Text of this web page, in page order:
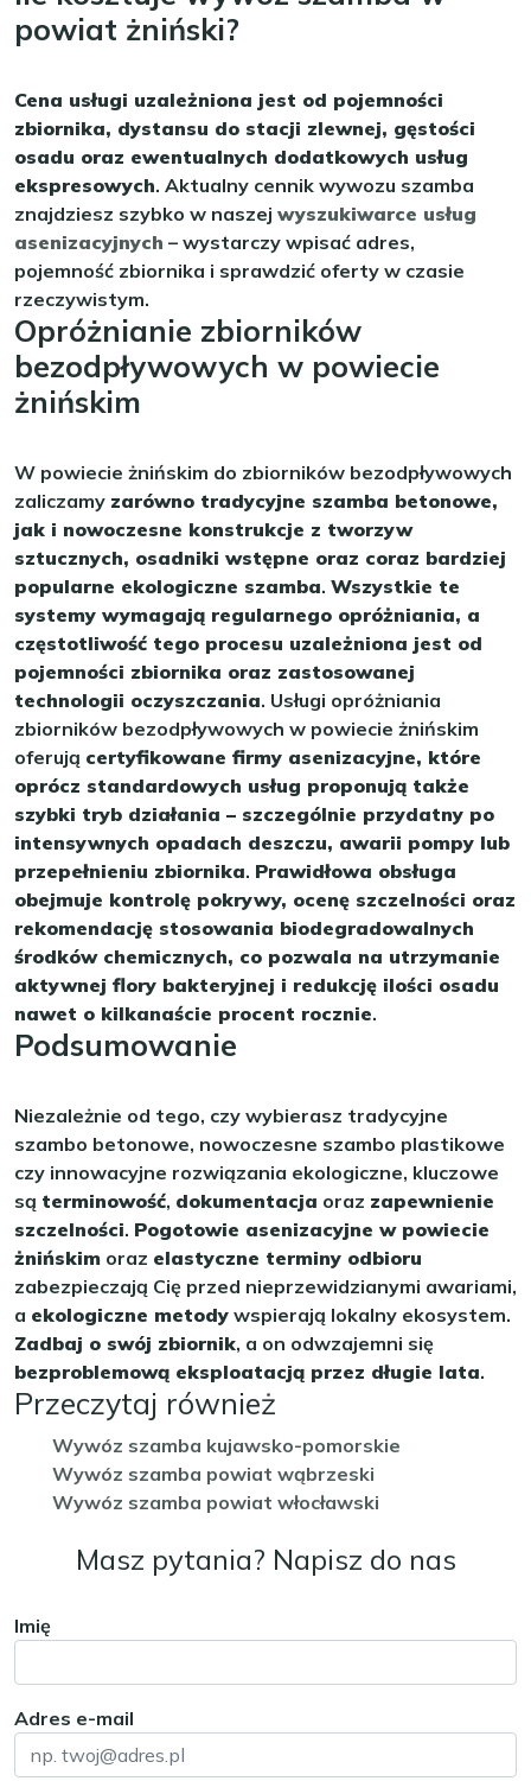
powiat żniński?
Cena usługi uzależniona jest od pojemności
zbiornika, dystansu do stacji zlewnej, gęstości
osadu oraz ewentualnych dodatkowych usług
ekspresowych. Aktualny cennik wywozu szamba
znajdziesz szybko w naszej wyszukiwarce usług
asenizacyjnych – wystarczy wpisać adres,
pojemność zbiornika i sprawdzić oferty w czasie
rzeczywistym.
Opróżnianie zbiorników
bezodpływowych w powiecie
żnińskim
W powiecie żnińskim do zbiorników bezodpływowych
zaliczamy zarówno tradycyjne szamba betonowe,
jak i nowoczesne konstrukcje z tworzyw
sztucznych, osadniki wstępne oraz coraz bardziej
popularne ekologiczne szamba. Wszystkie te
systemy wymagają regularnego opróżniania, a
częstotliwość tego procesu uzależniona jest od
pojemności zbiornika oraz zastosowanej
technologii oczyszczania. Usługi opróżniania
zbiorników bezodpływowych w powiecie żnińskim
oferują certyfikowane firmy asenizacyjne, które
oprócz standardowych usług proponują także
szybki tryb działania – szczególnie przydatny po
intensywnych opadach deszczu, awarii pompy lub
przepełnieniu zbiornika. Prawidłowa obsługa
obejmuje kontrolę pokrywy, ocenę szczelności oraz
rekomendację stosowania biodegradowalnych
środków chemicznych, co pozwala na utrzymanie
aktywnej flory bakteryjnej i redukcję ilości osadu
nawet o kilkanaście procent rocznie.
Podsumowanie
Niezależnie od tego, czy wybierasz tradycyjne
szambo betonowe, nowoczesne szambo plastikowe
czy innowacyjne rozwiązania ekologiczne, kluczowe
są terminowość, dokumentacja oraz zapewnienie
szczelności. Pogotowie asenizacyjne w powiecie
żnińskim oraz elastyczne terminy odbioru
zabezpieczają Cię przed nieprzewidzianymi awariami,
a ekologiczne metody wspierają lokalny ekosystem.
Zadbaj o swój zbiornik, a on odwzajemni się
bezproblemową eksploatacją przez długie lata.
Przeczytaj również
Wywóz szamba kujawsko-pomorskie
Wywóz szamba powiat wąbrzeski
Wywóz szamba powiat włocławski
Masz pytania? Napisz do nas
Imię
Adres e-mail